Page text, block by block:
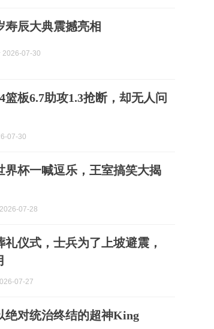
寿辰大典震撼亮相
2026-07-30
篮板6.7助攻1.3抢断，却无人问
07-30
界杯一喊逗乐，王室搞笑大揭
07-28
礼仪式，士兵为了上坡避震，
07-27
绝对统治终结的超神King